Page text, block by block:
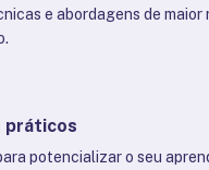
e abordagens de maior
práticos
potencializar o seu